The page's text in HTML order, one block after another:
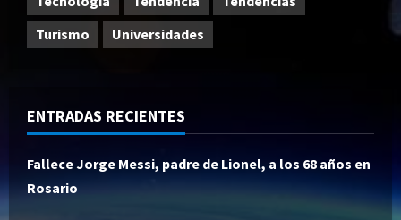
Turismo
Universidades
ENTRADAS RECIENTES
Fallece Jorge Messi, padre de Lionel, a los 68 años en
Rosario